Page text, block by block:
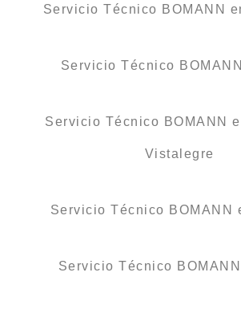
Servicio Técnico BOMANN
Servicio Técnico
Servicio Técnico BOMANN
Vistalegre
Servicio Técnico BOMANN
Servicio Técnico